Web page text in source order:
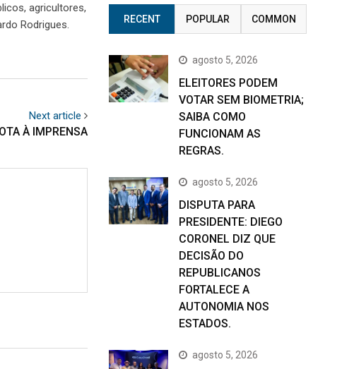
agricultores,
Rodrigues.
Next article
À IMPRENSA
RECENT POPULAR COMMON
agosto 5, 2026
ELEITORES PODEM
VOTAR SEM BIOMETRIA;
SAIBA COMO
FUNCIONAM AS
REGRAS.
agosto 5, 2026
DISPUTA PARA
PRESIDENTE: DIEGO
CORONEL DIZ QUE
DECISÃO DO
REPUBLICANOS
FORTALECE A
AUTONOMIA NOS
ESTADOS.
agosto 5, 2026